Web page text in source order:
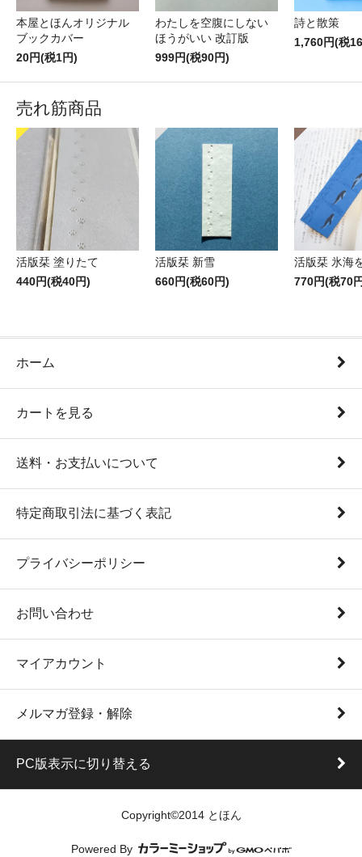
本屋とほんオリジナル
ブックカバー
20円(税1円)
わたしを空腹にしない
ほうがいい 改訂版
999円(税90円)
詩と散策
1,760円(税
売れ筋商品
活版栞 塗りたて
440円(税40円)
活版栞 新雪
660円(税60円)
活版栞 氷海
770円(税70
ホーム
カートを見る
送料・お支払いについて
特定商取引法に基づく表記
プライバシーポリシー
お問い合わせ
マイアカウント
メルマガ登録・解除
PC版表示に切り替える
Copyright©2014 とほん
Powered By